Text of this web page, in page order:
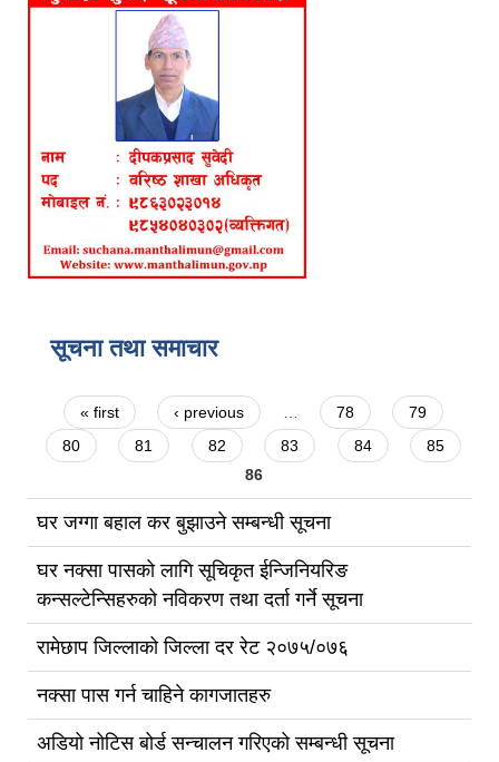
सूचना तथा समाचार
Pages
« first ‹ previous 78
79
80
81 82 83 84
85
86
घर जग्गा बहाल कर बुझाउने सम्बन्धी सूचना
घर नक्सा पासको लागि सूचिकृत ईन्जिनियरिङ
कन्सल्टेन्सिहरुको नविकरण तथा दर्ता गर्ने सूचना
रामेछाप जिल्लाको जिल्ला दर रेट २०७५/०७६
नक्सा पास गर्न चाहिने कागजातहरु
अडियो नोटिस बोर्ड सन्चालन गरिएको सम्बन्धी सूचना